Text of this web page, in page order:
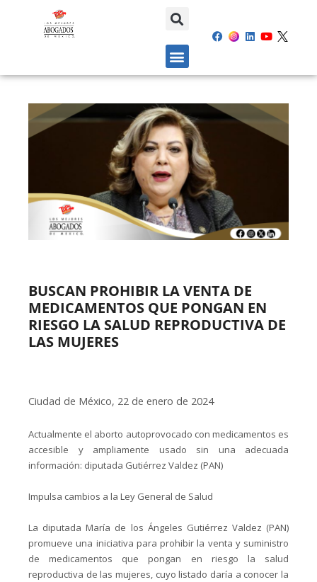
BUSCAN PROHIBIR LA VENTA DE
MEDICAMENTOS QUE PONGAN EN
RIESGO LA SALUD REPRODUCTIVA DE
LAS MUJERES
Ciudad de México, 22 de enero de 2024
Actualmente el aborto autoprovocado con medicamentos es
accesible y ampliamente usado sin una adecuada
información: diputada Gutiérrez Valdez (PAN)
Impulsa cambios a la Ley General de Salud
La diputada María de los Ángeles Gutiérrez Valdez (PAN)
promueve una iniciativa para prohibir la venta y suministro
de medicamentos que pongan en riesgo la salud
reproductiva de las mujeres, cuyo listado daría a conocer la